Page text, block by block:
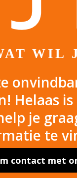
WIL
Helaas
je
te
contact met